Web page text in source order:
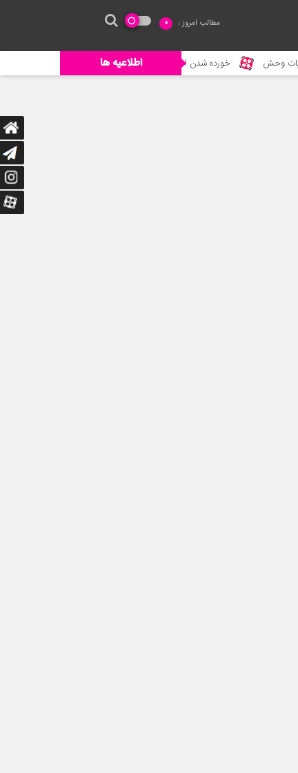
مطالب امروز : 0
اطلاعیه ها خورده شدن ادم توسط حیوانات وحشی جنگ حیوانات – حیات وحش جدید